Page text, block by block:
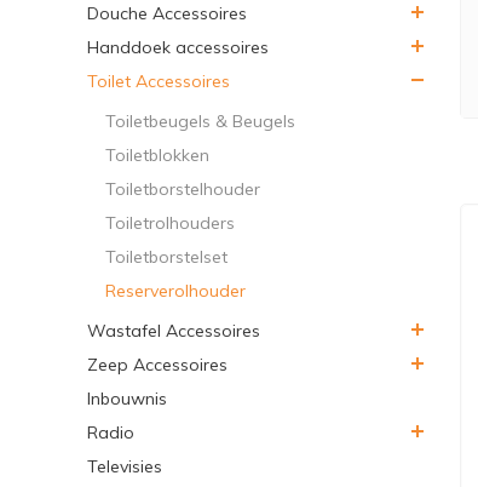
Douche Accessoires
Handdoek accessoires
Toilet Accessoires
Toiletbeugels & Beugels
Toiletblokken
Toiletborstelhouder
Toiletrolhouders
Toiletborstelset
Reserverolhouder
Wastafel Accessoires
Zeep Accessoires
Inbouwnis
Radio
Televisies